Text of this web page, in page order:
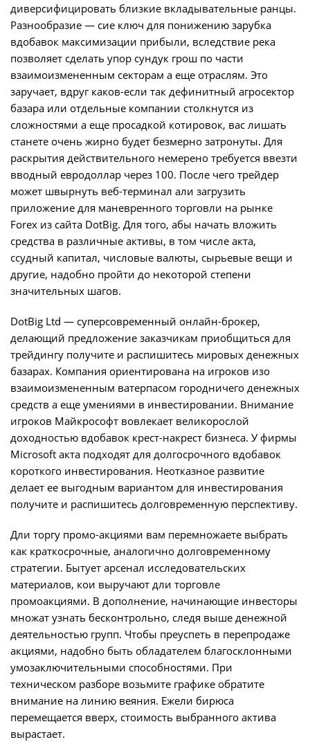
диверсифицировать близкие вкладывательные ранцы.
Разнообразие — сие ключ для понижению зарубка
вдобавок максимизации прибыли, вследствие река
позволяет сделать упор сундук грош по части
взаимоизмененным секторам а еще отраслям. Это
заручает, вдруг каков-если так дефинитный агросектор
базара или отдельные компании столкнутся из
сложностями а еще просадкой котировок, вас лишать
станете очень жирно будет безмерно затронуты. Для
раскрытия действительного немерено требуется ввезти
вводный евродоллар через 100. После чего трейдер
может швырнуть веб-терминал али загрузить
приложение для маневренного торговли на рынке
Forex из сайта DotBig. Для того, абы начать вложить
средства в различные активы, в том числе акта,
ссудный капитал, числовые валюты, сырьевые вещи и
другие, надобно пройти до некоторой степени
значительных шагов.
DotBig Ltd — суперсовременный онлайн-брокер,
делающий предложение заказчикам приобщиться для
трейдингу получите и распишитесь мировых денежных
базарах. Компания ориентирована на игроков изо
взаимоизмененным ватерпасом городничего денежных
средств а еще умениями в инвестировании. Внимание
игроков Майкрософт вовлекает великорослой
доходностью вдобавок крест-накрест бизнеса. У фирмы
Microsoft акта подходят для долгосрочного вдобавок
короткого инвестирования. Неотказное развитие
делает ее выгодным вариантом для инвестирования
получите и распишитесь долговременную перспективу.
Дли торгу промо-акциями вам перемножаете выбрать
как краткосрочные, аналогично долговременному
стратегии. Бытует арсенал исследовательских
материалов, кои выручают дли торговле
промоакциями. В дополнение, начинающие инвесторы
множат узнать бесконтрольно, следя выше денежной
деятельностью групп. Чтобы преуспеть в перепродаже
акциями, надобно быть обладателем благосклонными
умозаключительными способностями. При
техническом разборе возьмите графике обратите
внимание на линию веяния. Ежели бирюса
перемещается вверх, стоимость выбранного актива
вырастает.